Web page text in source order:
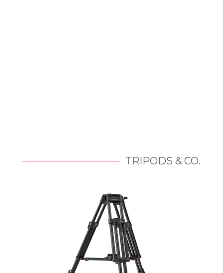
TRIPODS & CO.